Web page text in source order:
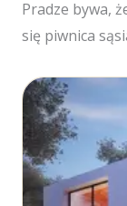
Pradze bywa,
się piwnica